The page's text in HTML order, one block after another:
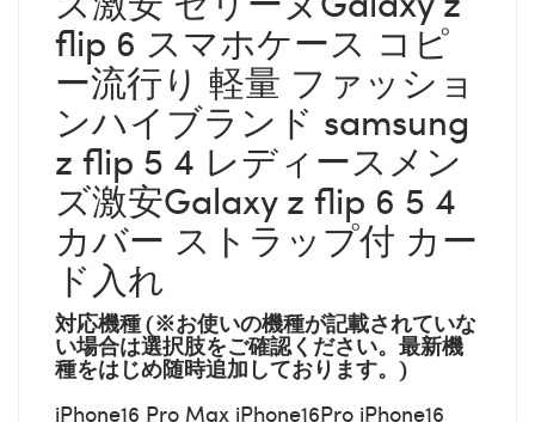
flip 6 スマホケース コピ
ー流行り 軽量 ファッショ
ンハイブランド samsung
z flip 5 4 レディースメン
ズ激安Galaxy z flip 6 5 4
カバー ストラップ付 カー
ド入れ
対応機種 (※お使いの機種が記載されていな
い場合は選択肢をご確認ください。最新機
種をはじめ随時追加しております。)
iPhone16 Pro Max iPhone16Pro iPhone16